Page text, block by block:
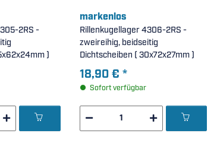
2RS -
( 25x62x24mm )
markenlos
Rillenkugellager 4306-2RS -
zweireihig, beidseitig
Dichtscheiben ( 30x72x27mm )
18,90 € *
Sofort verfügbar